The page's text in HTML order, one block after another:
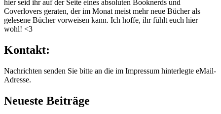
hier seid ihr auf der Seite eines absoluten Booknerds und
Coverlovers geraten, der im Monat meist mehr neue Bücher als
gelesene Bücher vorweisen kann. Ich hoffe, ihr fühlt euch hier
wohl! <3
Kontakt:
Nachrichten senden Sie bitte an die im Impressum hinterlegte eMail-
Adresse.
Neueste Beiträge